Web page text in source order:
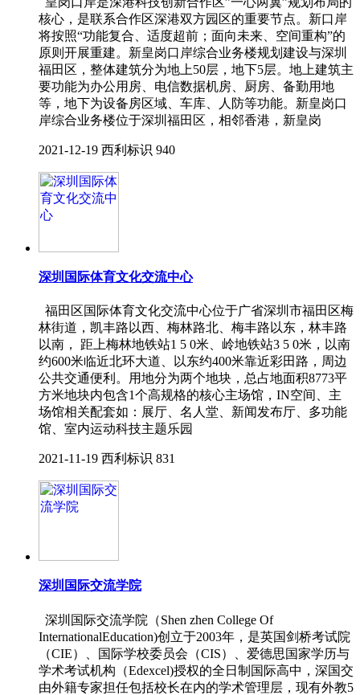
核心，是联系合作区深港双方园区的重要节点。新口岸
将按照“功能复合、适度超前；面向未来、空间重构”的
原则开展重建。新皇岗口岸综合业务楼规划建设与深圳
福田区，整体建筑分为地上50层，地下5层。地上建筑主
要功能为办公用房、电信数据机房、厨房、备勤用地
等，地下为设备房区域、车库、人防等功能。新皇岗口
岸综合业务楼位于深圳福田区，相邻香港，新皇岗
2021-12-19 西利标识 940
深圳国际体育文化交流中心
福田区国际体育文化交流中心位于广省深圳市福田区梅
林街道，凯丰路以西、梅林路北、梅丰路以东，林丰路
以南， 距上梅林地铁站1 5 0米、岭地铁站3 5 0米，以南
约600米临近北环大道、以东约400米靠近彩田路，周边
公共交通便利。用地分为两个地块，总占地面积8773平
方米地块内包含1个高规格的核心主场馆，IN空间、主
场馆相关配套如：展厅、名人堂、新闻发布厅、多功能
馆、室内运动科技主题乐园
2021-11-19 西利标识 831
深圳国际交流学院
深圳国际交流学院（Shen zhen College Of
InternationalEducation)创立于2003年，是英国剑桥考试院
（CIE）、国际学校委员会（CIS）、爱德思国家学历与
学术考试机构（Edexcel)授权的全日制国际高中，深国交
由外籍专家担任包括校长在内的学术管理层，现有外教5